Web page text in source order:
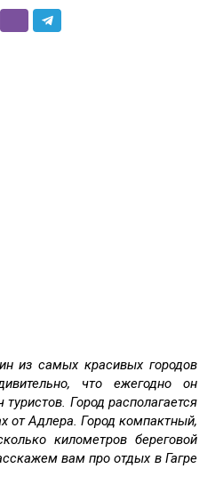
из самых красивых городов
что ежегодно он
Город располагается
от Адлера. Город компактный,
километров береговой
вам про отдых в Гагре